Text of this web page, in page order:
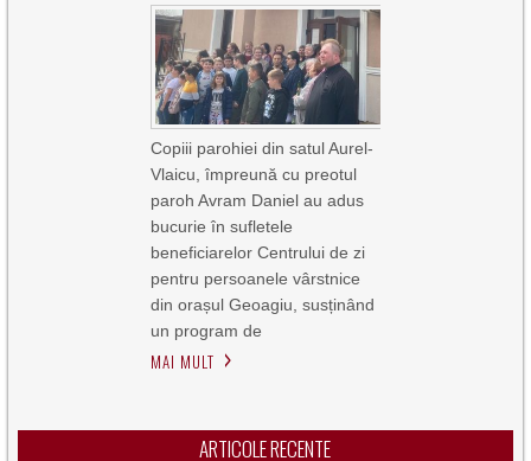
Copiii parohiei din satul Aurel-
Vlaicu, împreună cu preotul
paroh Avram Daniel au adus
bucurie în sufletele
beneficiarelor Centrului de zi
pentru persoanele vârstnice
din orașul Geoagiu, susținând
un program de
MAI MULT
ARTICOLE RECENTE